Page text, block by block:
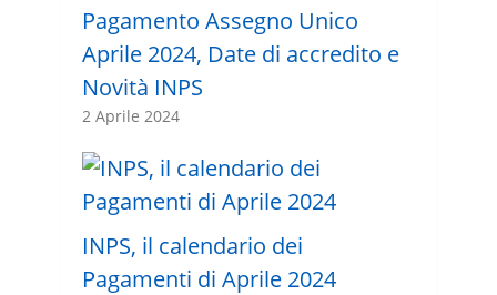
Pagamento Assegno Unico
Aprile 2024, Date di accredito e
Novità INPS
2 Aprile 2024
INPS, il calendario dei
Pagamenti di Aprile 2024